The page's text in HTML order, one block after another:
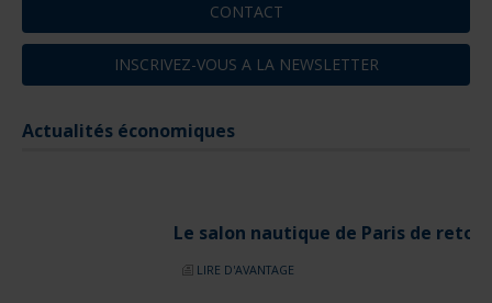
CONTACT
INSCRIVEZ-VOUS A LA NEWSLETTER
Actualités économiques